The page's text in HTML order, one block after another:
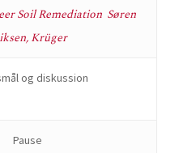
Soil Remediation Søren
Krüger
og diskussion
Pause